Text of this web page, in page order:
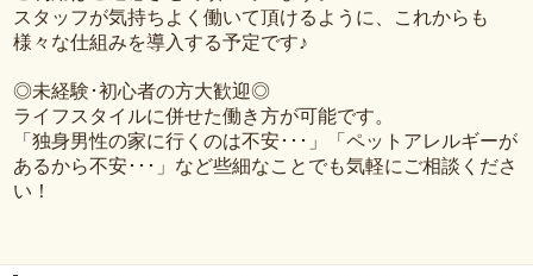
スタッフが気持ちよく働いて頂けるように、これからも
様々な仕組みを導入する予定です♪
◎未経験･初心者の方大歓迎◎
ライフスタイルに併せた働き方が可能です。
「独身男性の家に行くのは不安･･･」「ペットアレルギーが
あるから不安･･･」など些細なことでも気軽にご相談くださ
い！